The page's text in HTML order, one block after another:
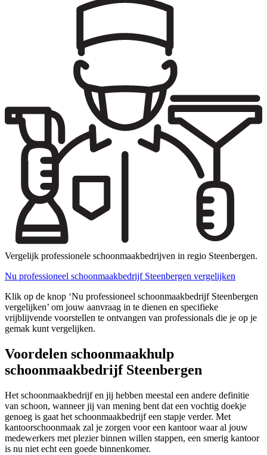
Vergelijk professionele schoonmaakbedrijven in regio Steenbergen.
Nu professioneel schoonmaakbedrijf Steenbergen vergelijken
Klik op de knop ‘Nu professioneel schoonmaakbedrijf Steenbergen
vergelijken’ om jouw aanvraag in te dienen en specifieke
vrijblijvende voorstellen te ontvangen van professionals die je op je
gemak kunt vergelijken.
Voordelen schoonmaakhulp
schoonmaakbedrijf Steenbergen
Het schoonmaakbedrijf en jij hebben meestal een andere definitie
van schoon, wanneer jij van mening bent dat een vochtig doekje
genoeg is gaat het schoonmaakbedrijf een stapje verder. Met
kantoorschoonmaak zal je zorgen voor een kantoor waar al jouw
medewerkers met plezier binnen willen stappen, een smerig kantoor
is nu niet echt een goede binnenkomer.